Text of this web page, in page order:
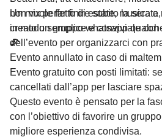
non vuole far finire subito la
in modo semplice e conviviale
🍕
Un mix perfetto di estate, musica e
creato un gruppo whatsapp
dell’evento per organizzarci con
Evento annullato in caso di
Evento gratuito con posti limitati:
cancellati dall’app per lasciare
Questo evento è pensato per la
con l’obiettivo di favorire un
migliore esperienza condivisa.